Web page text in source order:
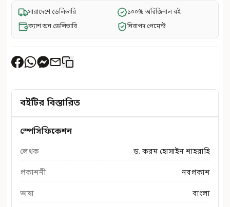
সারাদেশে ডেলিভারি
১০০% অরিজিনাল বই
ক্যাশ অন ডেলিভারি
নিরাপদ পেমেন্ট
বইটির বিস্তারিত
স্পেসিফিকেশন
লেখক ড. করম হোসাইন শাহরাহি
প্রকাশনী নবপ্রকাশ
ভাষা বাংলা